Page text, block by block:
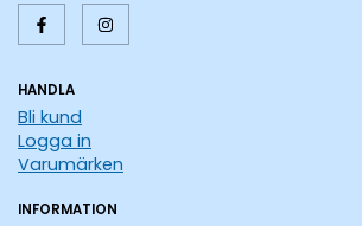
HANDLA
Bli kund
Logga in
Varumärken
INFORMATION